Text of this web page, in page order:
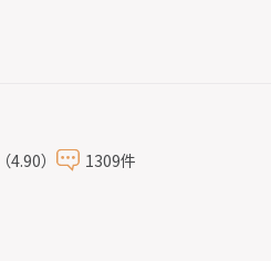
4.90） 1309件